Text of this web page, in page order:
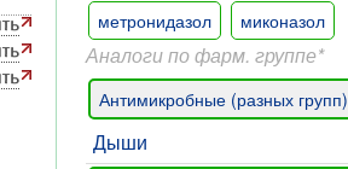
метронидазол миконазол
Аналоги по фарм. группе*
Антимикробные (разных групп)
Дыши